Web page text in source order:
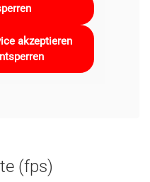
akzeptieren
(fps)